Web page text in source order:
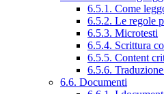
6.5.1. Come
6.5.2. Le regole
6.5.3. Microtesti
6.5.4. Scrittura
6.5.5. Content
6.5.6.
6.6. Documenti